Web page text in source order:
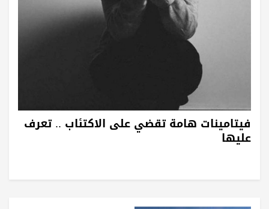
فيتامينات هامة تقضي على الاكتئاب .. تعرف
عليها